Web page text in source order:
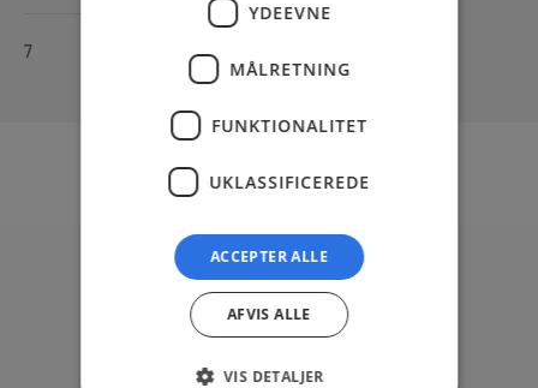
7
Hvad kan du forvente af vores Surfcamp?
YDEEVNE
MÅLRETNING
FUNKTIONALITET
UKLASSIFICEREDE
ACCEPTER ALLE
AFVIS ALLE
VIS DETALJER